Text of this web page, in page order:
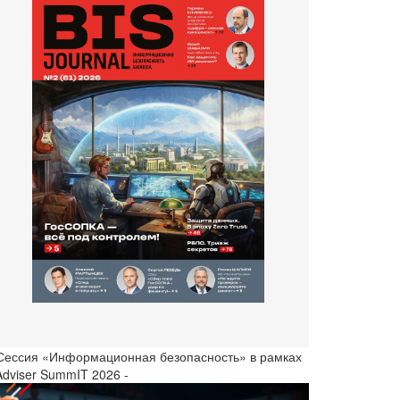
«Информационная безопасность» в рамках
SummIT 2026 -